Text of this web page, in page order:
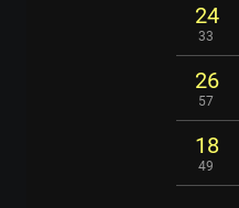
24
33
26
57
18
49